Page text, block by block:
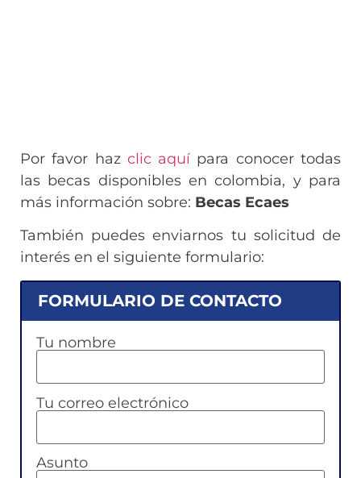
Por favor haz clic aquí para conocer todas
las becas disponibles en colombia, y para
más información sobre: Becas Ecaes
También puedes enviarnos tu solicitud de
interés en el siguiente formulario:
FORMULARIO DE CONTACTO
Tu nombre
Tu correo electrónico
Asunto